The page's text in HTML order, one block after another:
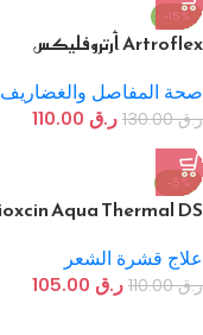
-15%
Artroflex أرتروفليكس
صحة المفاصل والغضاريف
ر.ق130.00 ر.ق
-5%
علاج قشرة الشعر
ر.ق110.00 ر.ق